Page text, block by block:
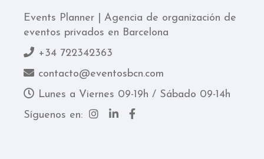
Events Planner | Agencia de organización de
eventos privados en Barcelona
+34 722342363
contacto@eventosbcn.com
Lunes a Viernes 09-19h / Sábado 09-14h
Síguenos en: